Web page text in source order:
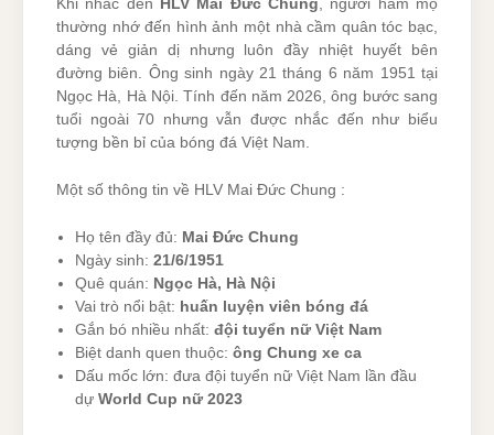
Khi nhắc đến HLV Mai Đức Chung , người hâm mộ
thường nhớ đến hình ảnh một nhà cầm quân tóc bạc,
dáng vẻ giản dị nhưng luôn đầy nhiệt huyết bên
đường biên. Ông sinh ngày 21 tháng 6 năm 1951 tại
Ngọc Hà, Hà Nội. Tính đến năm 2026, ông bước sang
tuổi ngoài 70 nhưng vẫn được nhắc đến như biểu
tượng bền bỉ của bóng đá Việt Nam.
Một số thông tin về HLV Mai Đức Chung :
Họ tên đầy đủ: Mai Đức Chung
Ngày sinh: 21/6/1951
Quê quán: Ngọc Hà, Hà Nội
Vai trò nổi bật: huấn luyện viên bóng đá
Gắn bó nhiều nhất: đội tuyển nữ Việt Nam
Biệt danh quen thuộc: ông Chung xe ca
Dấu mốc lớn: đưa đội tuyển nữ Việt Nam lần đầu
dự World Cup nữ 2023